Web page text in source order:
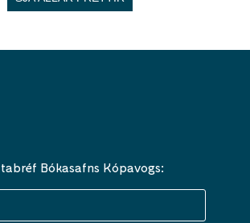
Bókasafns Kópavogs: